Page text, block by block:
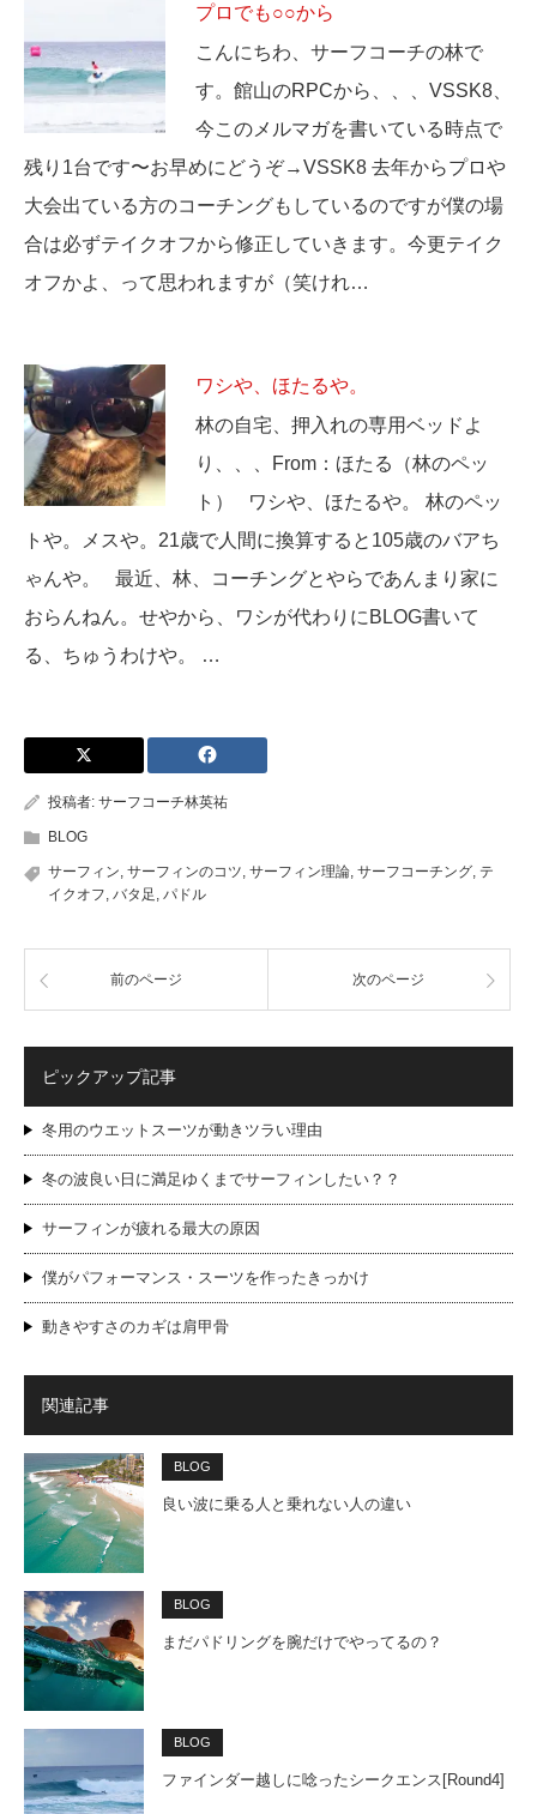
プロでも○○から
こんにちわ、サーフコーチの林で
す。館山のRPCから、、、VSSK8、
今このメルマガを書いている時点で
残り1台です〜お早めにどうぞ→VSSK8 去年からプロや
大会出ている方のコーチングもしているのですが僕の場
合は必ずテイクオフから修正していきます。今更テイク
オフかよ、って思われますが（笑けれ…
ワシや、ほたるや。
林の自宅、押入れの専用ベッドよ
り、、、From：ほたる（林のペッ
ト） ワシや、ほたるや。 林のペッ
トや。メスや。21歳で人間に換算すると105歳のバアち
ゃんや。 最近、林、コーチングとやらであんまり家に
おらんねん。せやから、ワシが代わりにBLOG書いて
る、ちゅうわけや。 …
投稿者: サーフコーチ林英祐
BLOG
サーフィン, サーフィンのコツ, サーフィン理論, サーフコーチング, テ
イクオフ, バタ足 , パドル
前のページ 次のページ
ピックアップ記事
冬用のウエットスーツが動きツラい理由
冬の波良い日に満足ゆくまでサーフィンしたい？？
サーフィンが疲れる最大の原因
僕がパフォーマンス・スーツを作ったきっかけ
動きやすさのカギは肩甲骨
関連記事
BLOG
良い波に乗る人と乗れない人の違い
BLOG
まだパドリングを腕だけでやってるの？
BLOG
ファインダー越しに唸ったシークエンス[Round4]